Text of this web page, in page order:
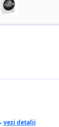
vezi detalii